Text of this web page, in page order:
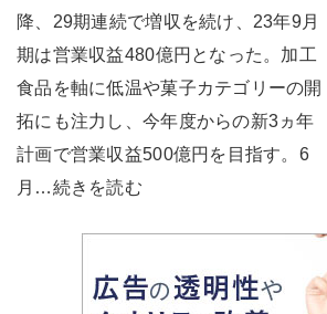
降、29期連続で増収を続け、23年9月
期は営業収益480億円となった。加工
食品を軸に低温や菓子カテゴリーの開
拓にも注力し、今年度からの新3ヵ年
計画で営業収益500億円を目指す。6
月…続きを読む